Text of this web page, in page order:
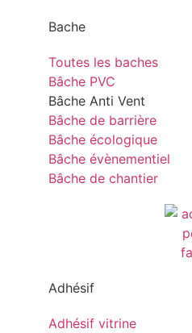
Bache
Toutes les baches
Bâche PVC
Bâche Anti Vent
Bâche de barrière
Bâche écologique
Bâche évènementiel
Bâche de chantier
Adhésif
Adhésif vitrine